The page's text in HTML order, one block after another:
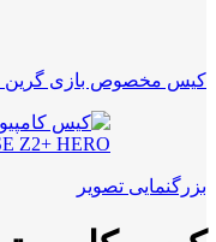
کیس مخصوص بازی گرین GREEN COMPUTER CASE Z1 ARIO
بزرگنمایی تصویر